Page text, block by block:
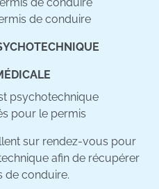
de conduire
psychotechnique
pour le permis
sur rendez-vous pour
afin de récupérer
de conduire.